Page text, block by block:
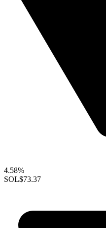
4.58%
SOL$73.37